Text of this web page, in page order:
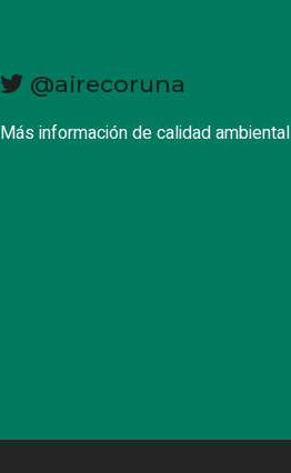
@airecoruna
Más información de calidad ambiental